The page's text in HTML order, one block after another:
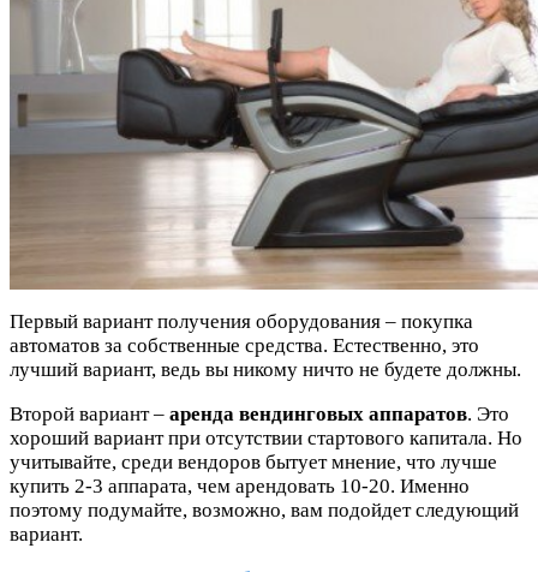
Первый вариант получения оборудования – покупка
автоматов за собственные средства. Естественно, это
лучший вариант, ведь вы никому ничто не будете должны.
Второй вариант – аренда вендинговых аппаратов. Это
хороший вариант при отсутствии стартового капитала. Но
учитывайте, среди вендоров бытует мнение, что лучше
купить 2-3 аппарата, чем арендовать 10-20. Именно
поэтому подумайте, возможно, вам подойдет следующий
вариант.